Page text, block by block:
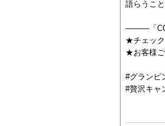
語らうこ
———「
★チェック
★お客様ご
#グラン
#贅沢キ